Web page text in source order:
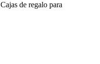
Cajas de regalo para